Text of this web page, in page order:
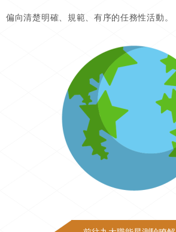
偏向清楚明確、規範、有序的任務性活動。